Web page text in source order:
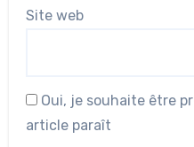
Site web
Oui, je souhaite être
article paraît